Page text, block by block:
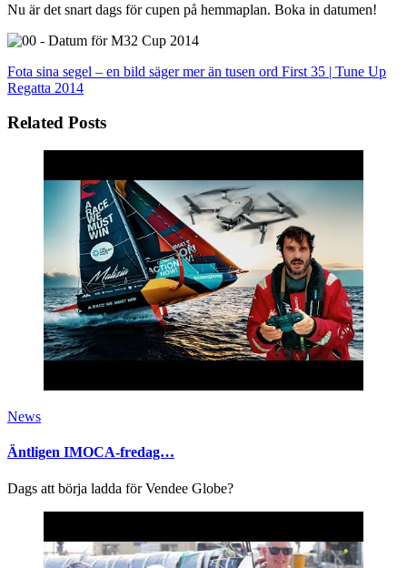
Nu är det snart dags för cupen på hemmaplan. Boka in datumen!
Fota sina segel – en bild säger mer än tusen ord First 35 | Tune Up
Regatta 2014
Related Posts
News
Äntligen IMOCA-fredag…
Dags att börja ladda för Vendee Globe?